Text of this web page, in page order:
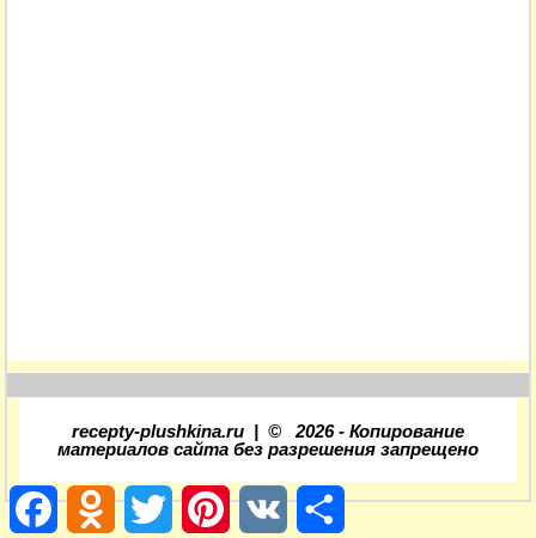
recepty-plushkina.ru | © 2026- Копирование
материалов сайта без разрешения запрещено
FacebookOdnoklassniki
Twitter PinterestVK